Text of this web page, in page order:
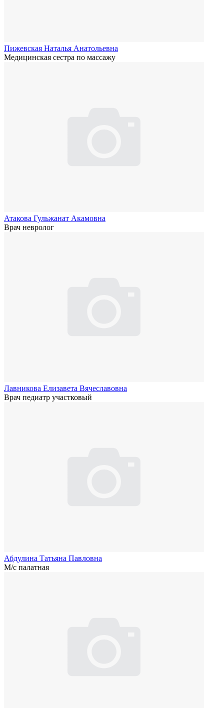
Пижевская Наталья Анатольевна
Медицинская сестра по массажу
Атакова Гульжанат Акамовна
Врач невролог
Лавникова Елизавета Вячеславовна
Врач педиатр участковый
Абдулина Татьяна Павловна
М/с палатная